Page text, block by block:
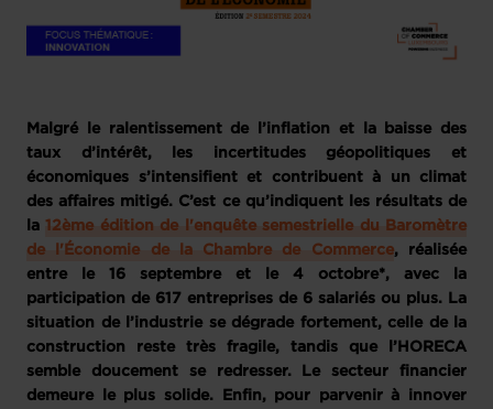
Malgré le ralentissement de l’inflation et la baisse des
taux d’intérêt, les incertitudes géopolitiques et
économiques s’intensifient et contribuent à un climat
des affaires mitigé. C’est ce qu’indiquent les résultats de
la12ème édition de l'enquête semestrielle du Baromètre
de l'Économie de la Chambre de Commerce, réalisée
entre le 16 septembre et le 4 octobre*, avec la
participation de 617 entreprises de 6 salariés ou plus. La
situation de l’industrie se dégrade fortement, celle de la
construction reste très fragile, tandis que l’HORECA
semble doucement se redresser. Le secteur financier
demeure le plus solide. Enfin, pour parvenir à innover